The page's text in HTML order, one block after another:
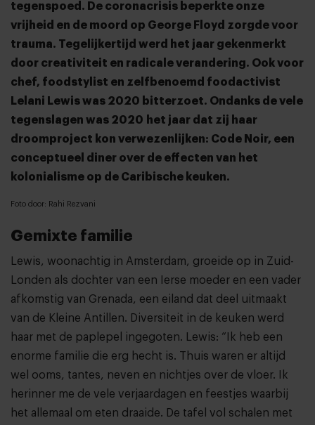
tegenspoed. De coronacrisis beperkte onze
vrijheid en de moord op George Floyd zorgde voor
trauma. Tegelijkertijd werd het jaar gekenmerkt
door creativiteit en radicale verandering. Ook voor
chef, foodstylist en zelfbenoemd foodactivist
Lelani Lewis was 2020 bitterzoet. Ondanks de vele
tegenslagen was 2020 het jaar dat zij haar
droomproject kon verwezenlijken: Code Noir, een
conceptueel diner over de effecten van het
kolonialisme op de Caribische keuken.
Foto door: Rahi Rezvani
Gemixte familie
Lewis, woonachtig in Amsterdam, groeide op in Zuid-
Londen als dochter van een Ierse moeder en een vader
afkomstig van Grenada, een eiland dat deel uitmaakt
van de Kleine Antillen. Diversiteit in de keuken werd
haar met de paplepel ingegoten. Lewis: “Ik heb een
enorme familie die erg hecht is. Thuis waren er altijd
wel ooms, tantes, neven en nichtjes over de vloer. Ik
herinner me de vele verjaardagen en feestjes waarbij
het allemaal om eten draaide. De tafel vol schalen met